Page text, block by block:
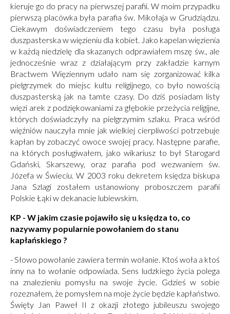
kieruje go do pracy na pierwszej parafii. W moim przypadku
pierwszą placówka była parafia św. Mikołaja w Grudziądzu.
Ciekawym doświadczeniem tego czasu była posługa
duszpasterska w więzieniu dla kobiet. Jako kapelan więzienia
w każdą niedzielę dla skazanych odprawiałem mszę św., ale
jednocześnie wraz z działającym przy zakładzie karnym
Bractwem Więziennym udało nam się zorganizować kilka
pielgrzymek do miejsc kultu religijnego, co było nowością
duszpasterską jak na tamte czasy. Do dziś posiadam listy
więzi arek z podziękowaniami za głębokie przeżycia religijne,
których doświadczyły na pielgrzymim szlaku. Praca wśród
więźniów nauczyła mnie jak wielkiej cierpliwości potrzebuje
kapłan by zobaczyć owoce swojej pracy. Następne parafie,
na których posługiwałem, jako wikariusz to był Starogard
Gdański, Skarszewy, oraz parafia pod wezwaniem św.
Józefa w Świeciu. W 2003 roku dekretem księdza biskupa
Jana Szlagi zostałem ustanowiony proboszczem parafii
Polskie Łąki w dekanacie lubiewskim.
KP - W jakim czasie pojawiło się u księdza to, co
nazywamy popularnie powołaniem do stanu
kapłańskiego ?
- Słowo powołanie zawiera termin wołanie. Ktoś woła a ktoś
inny na to wołanie odpowiada. Sens ludzkiego życia polega
na znalezieniu pomysłu na swoje życie. Gdzieś w sobie
rozeznałem, że pomysłem na moje życie będzie kapłaństwo.
Święty Jan Paweł II z okazji złotego jubileuszu swojego